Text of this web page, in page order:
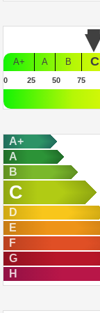
A+
A B C
0 25 50 75
A+
A
B
C
D
E
F
G
H